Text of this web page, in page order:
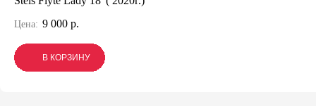
Цена: 9 000 р.
В КОРЗИНУ
В КОРЗИНУ
В КОРЗИНУ